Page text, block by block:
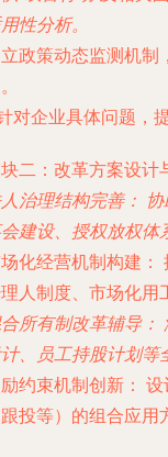
性分析。
政策动态监测机制
对企业具体问题，
二：改革方案设计
治理结构完善：
建设、授权放权体
化经营机制构建：
人制度、市场化用
所有制改革辅导：
、员工持股计划等
约束机制创新： 设
投等）的组合应用